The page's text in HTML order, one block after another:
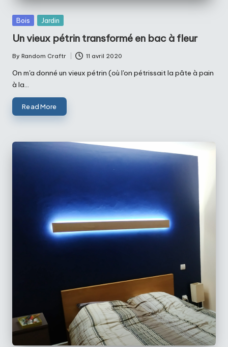
Posted
Bois Jardin
Un vieux pétrin transformé en bac à fleur
Posted
by
By Random Craftr 11 avril 2020
On m'a donné un vieux pétrin (où l'on pétrissait la pâte à pain
à la…
Read More